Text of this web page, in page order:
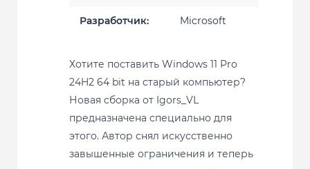
Разработчик: Microsoft
Хотите поставить Windows 11 Pro
24H2 64 bit на старый компьютер?
Новая сборка от Igors_VL
предназначена специально для
этого. Автор снял искусственно
завышенные ограничения и теперь